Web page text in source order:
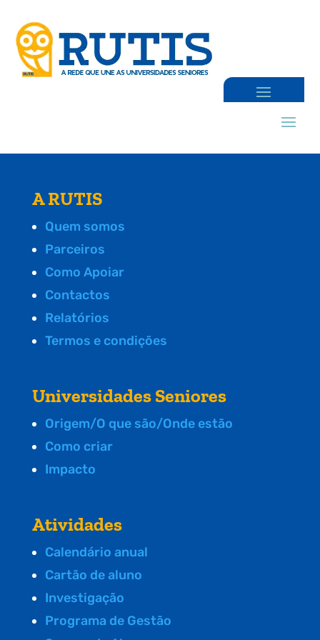
A RUTIS
Quem somos
Parceiros
Como Apoiar
Contactos
Relatórios
Termos e condições
Universidades Seniores
Origem/O que são/Onde estão
Como criar
Impacto
Atividades
Calendário anual
Cartão de aluno
Investigação
Programa de Gestão